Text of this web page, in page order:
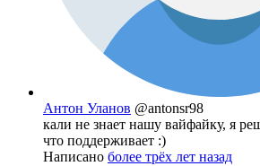
Антон Уланов @antonsr98
кали не знает нашу вайфайку, я
что поддерживает :)
Написано более трёх лет назад